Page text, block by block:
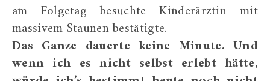
am Folgetag besuchte Kinderärztin mit
massivem Staunen bestätigte.
Das Ganze dauerte keine Minute. Und
wenn ich es nicht selbst erlebt hätte,